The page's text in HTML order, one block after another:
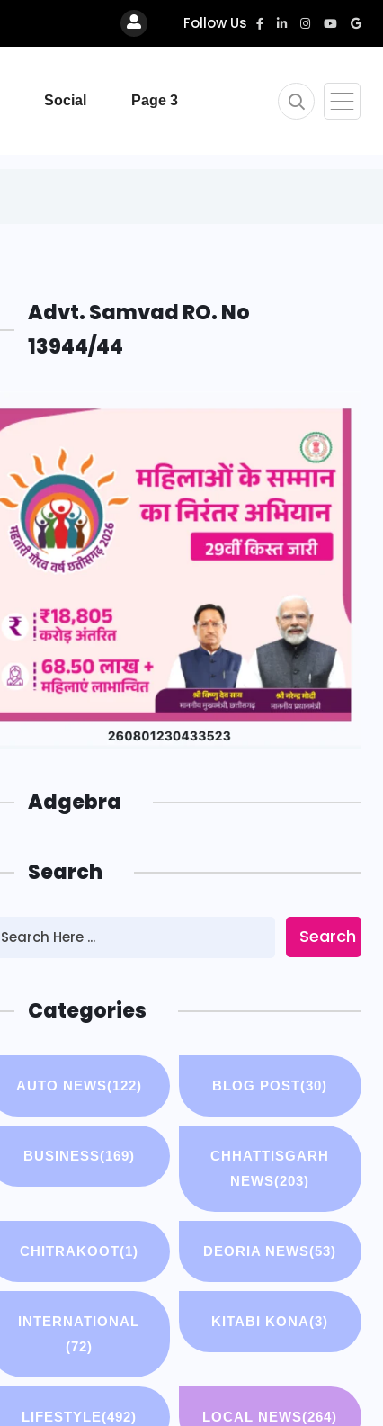
Follow Us
Social Page 3
Advt. Samvad RO. No
13944/44
Adgebra
Search
Search
Categories
AUTO NEWS(122) BLOG POST(30)
BUSINESS(169)
CHHATTISGARH
NEWS(203)
CHITRAKOOT(1) DEORIA NEWS(53)
INTERNATIONAL
(72)
KITABI KONA(3)
LIFESTYLE(492) LOCAL NEWS(264)